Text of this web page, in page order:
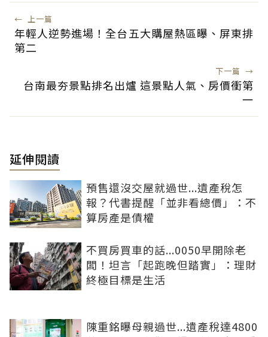
← 上一篇
年輕人逆勢進場！全台五大購屋熱區曝、屏東排
第二
下一篇 →
台南最夯景點排名出爐 這景點人氣、房價衝第
一
延伸閱讀
預售還沒交屋就過世...遺產稅怎
報？代書提醒「並非看總價」：不
算房產是債權
不買房買車的話...0050早開除老
闆！坦言「起跑晚但踏實」：理財
終極目標是生活
陳重銘曝母親過世...遺產稅達4800